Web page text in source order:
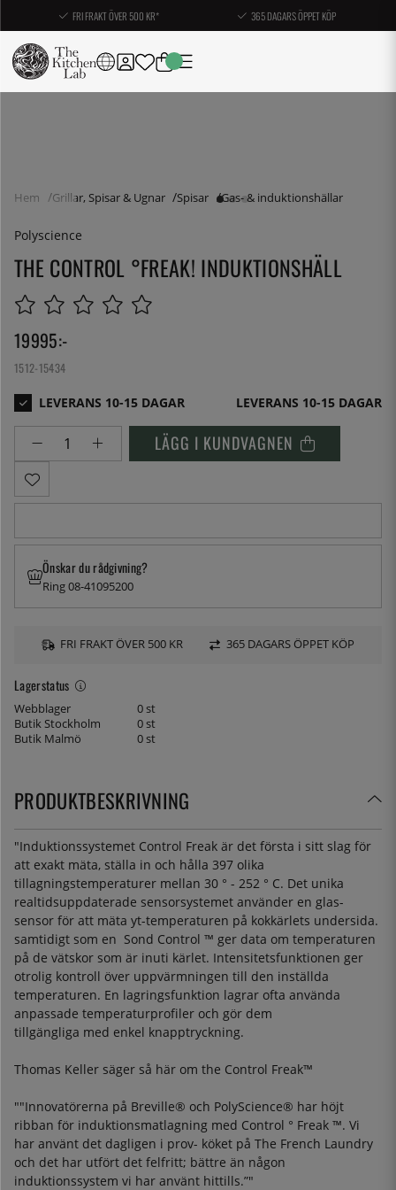
FRI FRAKT ÖVER 500 KR* 365 DAGARS ÖPPET KÖP
Hem Grillar, Spisar & Ugnar Spisar Gas- & induktionshällar
Polyscience
THE CONTROL °FREAK! INDUKTIONSHÄLL
19995:-
1512-15434
LEVERANS 10-15 DAGAR
LÄGG I KUNDVAGNEN
Lagerstatus
Webblager
0 st
Butik Stockholm
0 st
Butik Malmö
0 st
Önskar du rådgivning?
Ring 08-41095200
FRI FRAKT ÖVER 500 KR 365 DAGARS ÖPPET KÖP
PRODUKTBESKRIVNING
"Induktionssystemet Control Freak är det första i sitt slag för
att exakt mäta, ställa in och hålla 397 olika
tillagningstemperaturer mellan 30 ° - 252 ° C. Det unika
realtidsuppdaterade sensorsystemet använder en glas-
sensor för att mäta yt-temperaturen på kokkärlets undersida.
samtidigt som en Sond Control ™ ger data om temperaturen
på de vätskor som är inuti kärlet. Intensitetsfunktionen ger
otrolig kontroll över uppvärmningen till den inställda
temperaturen. En lagringsfunktion lagrar ofta använda
anpassade temperaturprofiler och gör dem
tillgängliga med enkel knapptryckning.
Thomas Keller säger så här om the Control Freak™
""Innovatörerna på Breville® och PolyScience® har höjt
ribban för induktionsmatlagning med Control ° Freak ™. Vi
har använt det dagligen i prov- köket på The French Laundry
och det har utfört det felfritt; bättre än någon
induktionssystem vi har använt hittills.”"